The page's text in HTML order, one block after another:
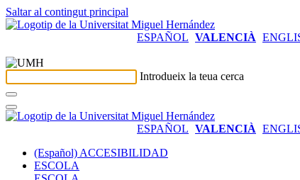
Saltar al contingut principal
ESPAÑOL VALENCIÀ
Introdueix la teua cerca
ESPAÑOL VALENCIÀ
(Español) ACCESIBILIDAD
ESCOLA